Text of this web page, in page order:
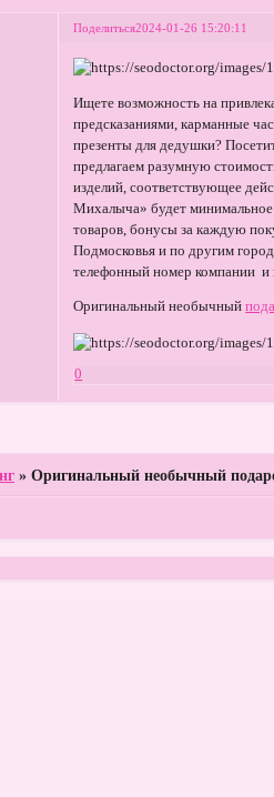
Поделиться2024-01-26 15:20:11
Ищете возможность на
предсказаниями, карманные
презенты для дедушки?
предлагаем разумную
изделий, соответствующее
Михалыча» будет минимальное
товаров, бонусы за каждую
Подмосковья и по другим
телефонный номер компании и
Оригинальный необычный
0
»Оригинальный необычный